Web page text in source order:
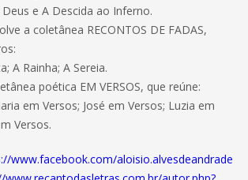
e A Descida ao Inferno.
a coletânea RECONTOS DE FADAS,
A Rainha; A Sereia.
poética EM VERSOS, que reúne:
em Versos; José em Versos; Luzia em
Versos.
www.facebook.com/aloisio.alvesdeandrade